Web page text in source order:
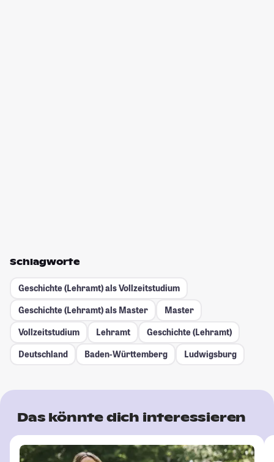
Schlagworte
Geschichte (Lehramt) als Vollzeitstudium
Geschichte (Lehramt) als Master
Master
Vollzeitstudium
Lehramt
Geschichte (Lehramt)
Deutschland
Baden-Württemberg Ludwigsburg
Das könnte dich interessieren